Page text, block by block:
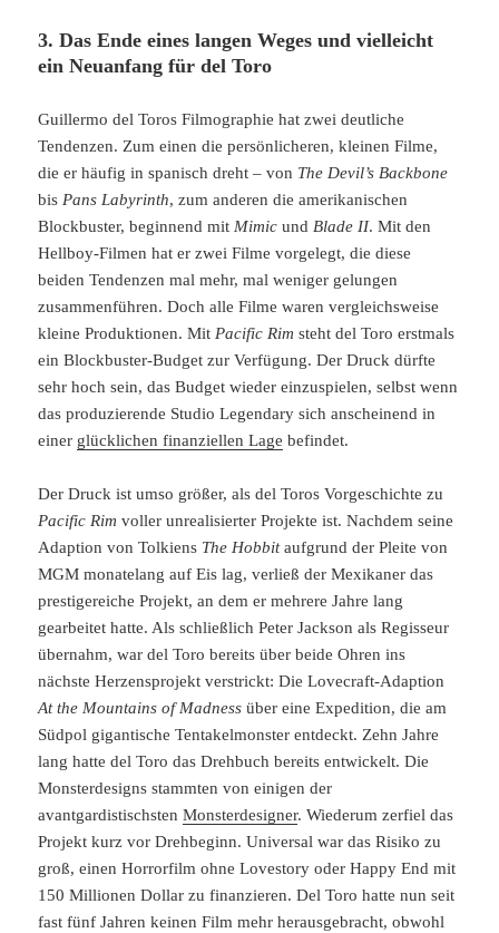
3. Das Ende eines langen Weges und vielleicht
ein Neuanfang für del Toro
Guillermo del Toros Filmographie hat zwei deutliche
Tendenzen. Zum einen die persönlicheren, kleinen Filme,
die er häufig in spanisch dreht – von The Devil’s Backbone
bis Pans Labyrinth, zum anderen die amerikanischen
Blockbuster, beginnend mit Mimic und Blade II. Mit den
Hellboy-Filmen hat er zwei Filme vorgelegt, die diese
beiden Tendenzen mal mehr, mal weniger gelungen
zusammenführen. Doch alle Filme waren vergleichsweise
kleine Produktionen. Mit Pacific Rim steht del Toro erstmals
ein Blockbuster-Budget zur Verfügung. Der Druck dürfte
sehr hoch sein, das Budget wieder einzuspielen, selbst wenn
das produzierende Studio Legendary sich anscheinend in
einer glücklichen finanziellen Lage befindet.
Der Druck ist umso größer, als del Toros Vorgeschichte zu
Pacific Rim voller unrealisierter Projekte ist. Nachdem seine
Adaption von Tolkiens The Hobbitaufgrund der Pleite von
MGM monatelang auf Eis lag, verließ der Mexikaner das
prestigereiche Projekt, an dem er mehrere Jahre lang
gearbeitet hatte. Als schließlich Peter Jackson als Regisseur
übernahm, war del Toro bereits über beide Ohren ins
nächste Herzensprojekt verstrickt: Die Lovecraft-Adaption
At the Mountains of Madness über eine Expedition, die am
Südpol gigantische Tentakelmonster entdeckt. Zehn Jahre
lang hatte del Toro das Drehbuch bereits entwickelt. Die
Monsterdesigns stammten von einigen der
avantgardistischstenMonsterdesigner. Wiederum zerfiel das
Projekt kurz vor Drehbeginn. Universal war das Risiko zu
groß, einen Horrorfilm ohne Lovestory oder Happy End mit
150 Millionen Dollar zu finanzieren. Del Toro hatte nun seit
fast fünf Jahren keinen Film mehr herausgebracht, obwohl